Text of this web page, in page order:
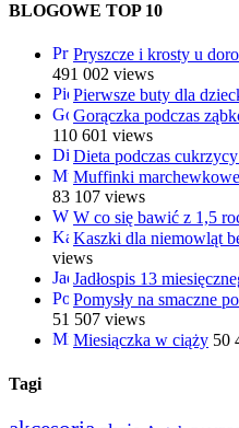
BLOGOWE TOP 10
Pryszcze i krosty u
491 002 views
Pierwsze buty dla
Gorączka podczas
110 601 views
Dieta podczas
Muffinki
83 107 views
W co się bawić z 1,5
Kaszki dla niemowląt
views
Jadłospis 13
Pomysły na smaczne
51 507 views
Miesiączka w ciąży 50
Tagi